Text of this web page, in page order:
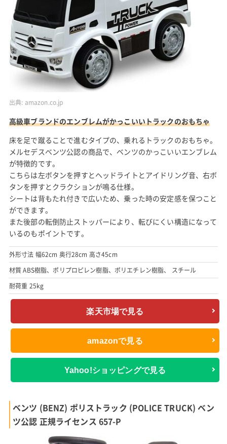
出典: amazon.co.jp
高級車ブランドのエンブレムがかっこいいトラックのおもちゃ
床を足で蹴ることで進むタイプの、乗れるトラックのおもちゃ。
メルセデスベンツ公認の商品で、ベンツのかっこいいエンブレム
が特徴的です。
こちらは左ボタンを押すとヘッドライトとアイドリング音、右ボ
タンを押すとクラクションが鳴る仕様。
シートは背もたれ付きで広いため、乗った時の安定感を保つこと
ができます。
また後部の転倒防止ストッパーにより、転びにくい構造になって
いるのもポイントです。
外形寸法 幅62cm 奥行28cm 高さ45cm
材質 ABS樹脂、ポリプロピレン樹脂、ポリエチレン樹脂、 スチール
耐荷重 25kg
楽天市場で見る
amazonで見る
Yahoo!ショッピングで見る
ベンツ (BENZ) ポリストラック (POLICE TRUCK) ベン
ツ公認 正規ライセンス 657-P